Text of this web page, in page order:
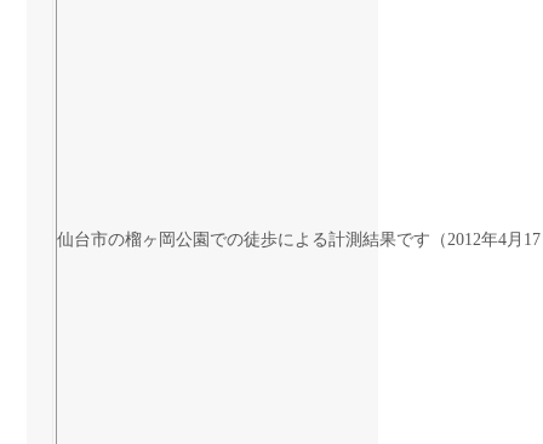
仙台市の榴ヶ岡公園での徒歩による計測結果です（2012年4月